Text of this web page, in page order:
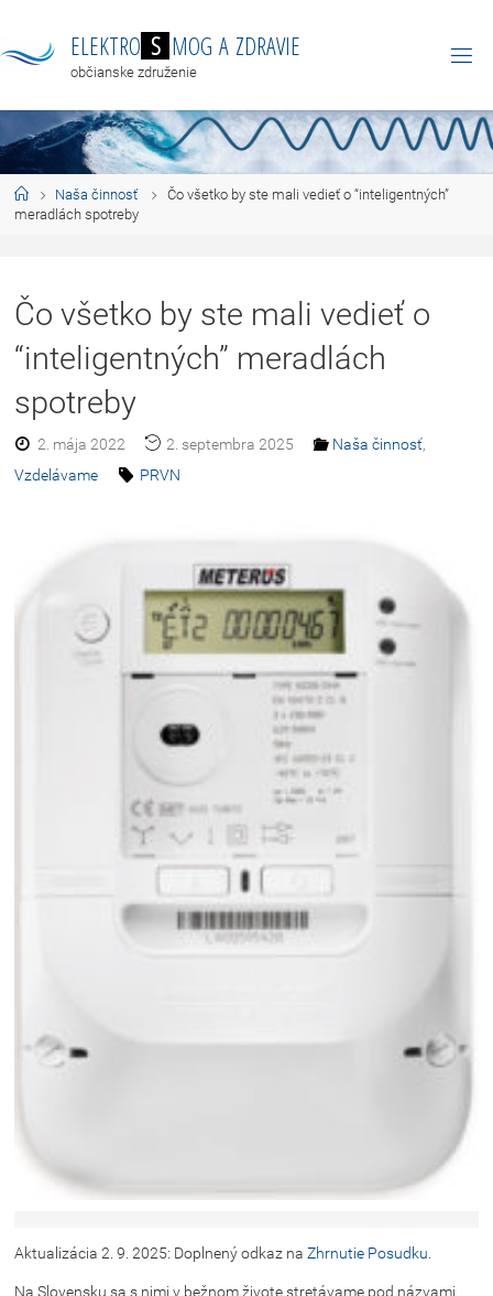
ELEKTRO S MOG A ZDRAVIE
občianske združenie
Naša činnosť
Čo všetko by ste mali vedieť o “inteligentných”
meradlách spotreby
Čo všetko by ste mali vedieť o
“inteligentných” meradlách
spotreby
2. mája 2022 2. septembra 2025 Naša činnosť,
Vzdelávame
PRVN
Aktualizácia 2. 9. 2025: Doplnený odkaz naZhrnutie Posudku.
Na Slovensku sa s nimi v bežnom živote stretávame pod názvami